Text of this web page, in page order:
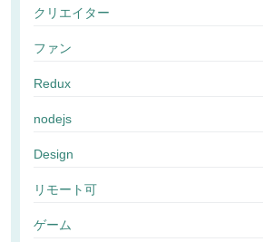
クリエイター
ファン
Redux
nodejs
Design
リモート可
ゲーム